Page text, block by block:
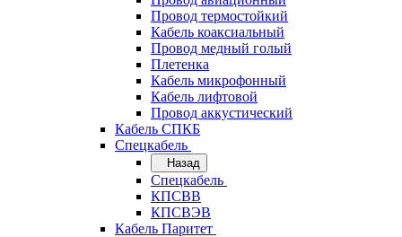
Провод термостойкий
Кабель коаксиальный
Провод медный голый
Плетенка
Кабель микрофонный
Кабель лифтовой
Провод аккустический
Кабель СПКБ
Спецкабель
Назад
Спецкабель
КПСВВ
КПСВЭВ
Кабель Паритет